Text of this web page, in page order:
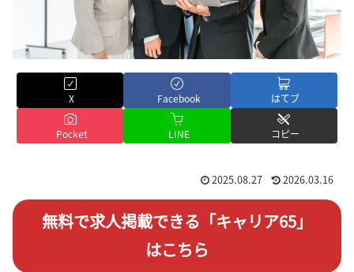
X Facebook はてブ
Pocket LINE コピー
2025.08.27 2026.03.16
無料で求人掲載できる「キャリア65」
はこちら